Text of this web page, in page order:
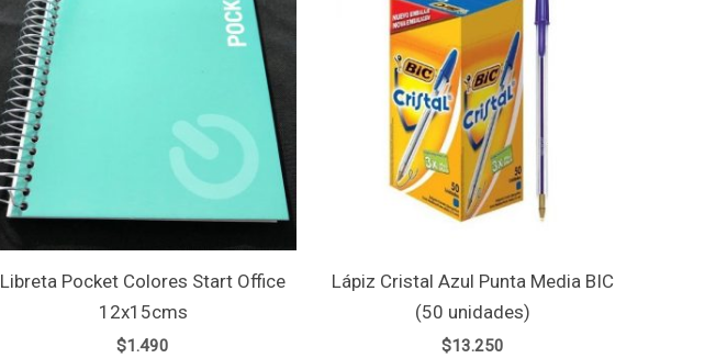
Libreta Pocket Colores Start Office
12x15cms
$1.490
Lápiz Cristal Azul Punta Media BIC
(50 unidades)
$13.250